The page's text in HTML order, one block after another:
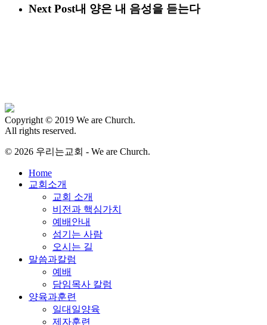
Next Post내 양은 내 음성을 듣는다
Copyright © 2019 We are Church.
All rights reserved.
© 2026 우리는교회 - We are Church.
Close
Menu
Home
교회소개
교회 소개
비전과 핵심가치
예배안내
섬기는 사람
오시는 길
말씀과칼럼
예배
담임목사 칼럼
양육과훈련
일대일양육
제자훈련